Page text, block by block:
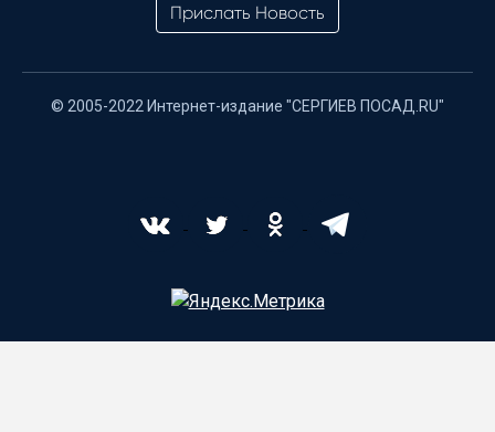
Прислать Новость
© 2005-2022 Интернет-издание "СЕРГИЕВ ПОСАД.RU"